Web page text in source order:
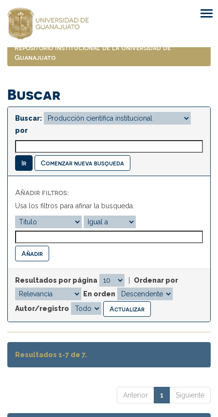
navigation
Repositorio Institucional de la Universidad de
Guanajuato
Buscar
Buscar:
por
Comenzar nueva busqueda
Añadir filtros:
Usa los filtros para afinar la busqueda.
Resultados por página
Ordenar por
En orden
Autor/registro
Resultados 1-7 de 7.
Anterior 1 Siguiente